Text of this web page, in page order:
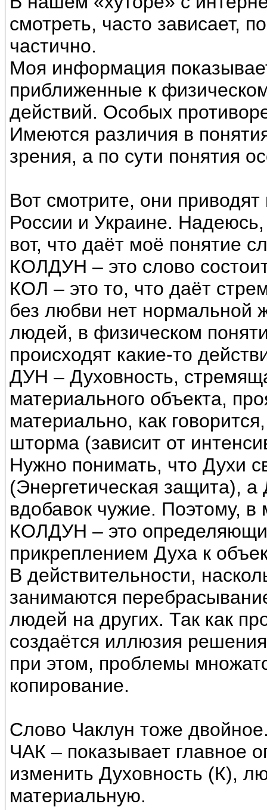
смотреть, часто зависает,
частично.
Моя информация
приближенные к
действий. Особых
Имеются различия в
зрения, а по сути понятия
Вот смотрите, они
России и Украине.
вот, что даёт моё понятие
КОЛДУН – это слово
КОЛ – это то, что даёт
без любви нет нормальной
людей, в физическом
происходят какие-то
ДУН – Духовность,
материального объекта,
материально, как
шторма (зависит от
Нужно понимать, что Духи
(Энергетическая защита),
вдобавок чужие. Поэтому, в
КОЛДУН – это
прикреплением Духа к
В действительности,
занимаются
людей на других. Так как
создаётся иллюзия
при этом, проблемы
копирование.
Слово Чаклун тоже
ЧАК – показывает главное
изменить Духовность (К),
материальную.